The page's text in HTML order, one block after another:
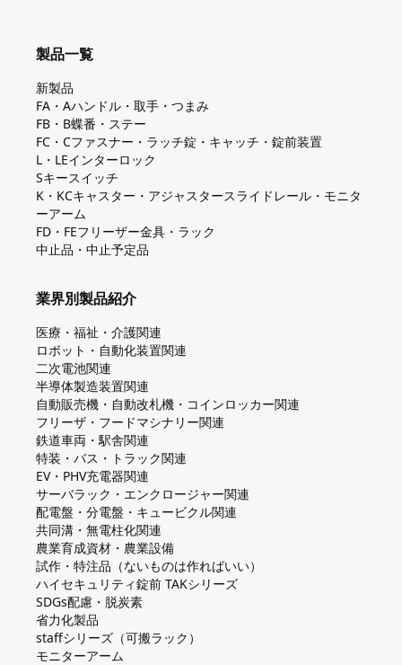
製品一覧
新製品
FA・Aハンドル・取手・つまみ
FB・B蝶番・ステー
FC・Cファスナー・ラッチ錠・キャッチ・錠前装置
L・LEインターロック
Sキースイッチ
K・KCキャスター・アジャスタースライドレール・モニタ
ーアーム
FD・FEフリーザー金具・ラック
中止品・中止予定品
業界別製品紹介
医療・福祉・介護関連
ロボット・自動化装置関連
二次電池関連
半導体製造装置関連
自動販売機・自動改札機・コインロッカー関連
フリーザ・フードマシナリー関連
鉄道車両・駅舎関連
特装・バス・トラック関連
EV・PHV充電器関連
サーバラック・エンクロージャー関連
配電盤・分電盤・キュービクル関連
共同溝・無電柱化関連
農業育成資材・農業設備
試作・特注品（ないものは作ればいい）
ハイセキュリティ錠前 TAKシリーズ
SDGs配慮・脱炭素
省力化製品
staffシリーズ（可搬ラック）
モニターアーム